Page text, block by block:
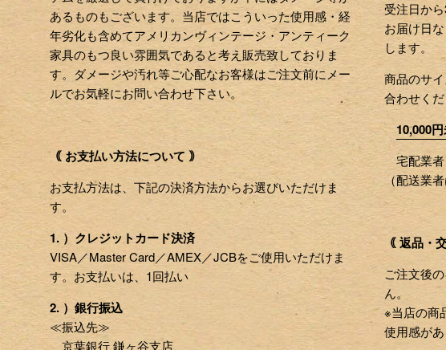
あるものもございます。当店ではこういった使用感・経
年劣化も含めてアメリカンヴィンテージ・アンティーク
家具のもつ良い雰囲気であると考え販売致しておりま
す。ダメージや汚れ等ご心配なお客様はご注文前にメー
ルでお気軽にお問い合わせ下さい。
｟ お支払い方法について ｠
お支払方法は、下記の決済方法からお選びいただけま
す。
1. ）クレジットカード決済
VISA／Master Card／AMEX／JCBをご使用いただけま
す。お支払いは、1回払い
2. ）銀行振込
≪振込先≫
京葉銀行 鎌ヶ谷支店
受注日か
お届け日
します。
商品のサ
合わせくだ
10,000
宅配業者
（配送業
｟ 返品・
ご注文後
ん。
※当店の商
使用感が